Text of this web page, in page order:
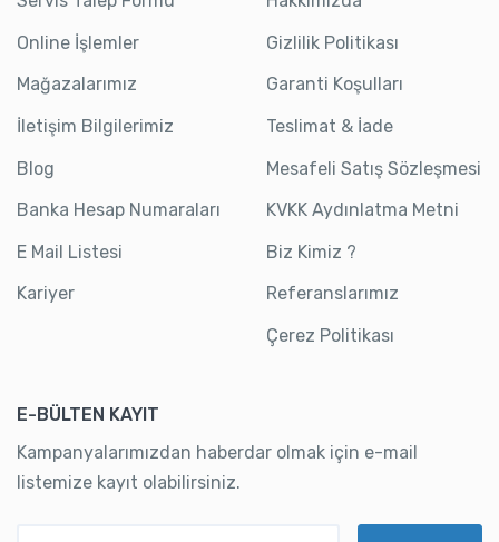
Online İşlemler
Mağazalarımız
İletişim Bilgilerimiz
Blog
Banka Hesap Numaraları
E Mail Listesi
Kariyer
Gizlilik Politikası
Garanti Koşulları
Teslimat & İade
Mesafeli Satış Sözleşmesi
KVKK Aydınlatma Metni
Biz Kimiz ?
Referanslarımız
Çerez Politikası
E-BÜLTEN KAYIT
Kampanyalarımızdan haberdar olmak için e-mail
listemize kayıt olabilirsiniz.